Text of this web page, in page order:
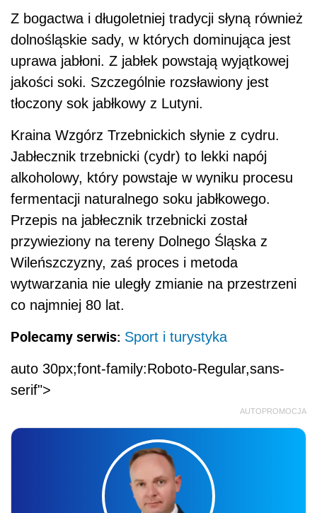
Z bogactwa i długoletniej tradycji słyną również
dolnośląskie sady, w których dominująca jest
uprawa jabłoni. Z jabłek powstają wyjątkowej
jakości soki. Szczególnie rozsławiony jest
tłoczony sok jabłkowy z Lutyni.
Kraina Wzgórz Trzebnickich słynie z cydru.
Jabłecznik trzebnicki (cydr) to lekki napój
alkoholowy, który powstaje w wyniku procesu
fermentacji naturalnego soku jabłkowego.
Przepis na jabłecznik trzebnicki został
przywieziony na tereny Dolnego Śląska z
Wileńszczyzny, zaś proces i metoda
wytwarzania nie uległy zmianie na przestrzeni
co najmniej 80 lat.
Polecamy serwis: Sport i turystyka
auto 30px;font-family:Roboto-Regular,sans-
serif">
AUTOPROMOCJA